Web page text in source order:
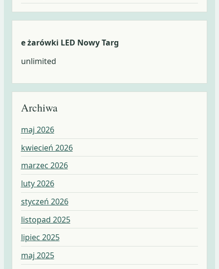
e żarówki LED Nowy Targ
unlimited
Archiwa
maj 2026
kwiecień 2026
marzec 2026
luty 2026
styczeń 2026
listopad 2025
lipiec 2025
maj 2025